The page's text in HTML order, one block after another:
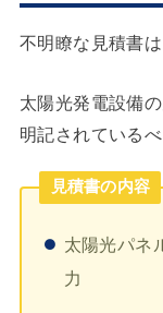
不明瞭な見積書
太陽光発電設備
明記されているべ
見積書の内容
太陽光パネ
力